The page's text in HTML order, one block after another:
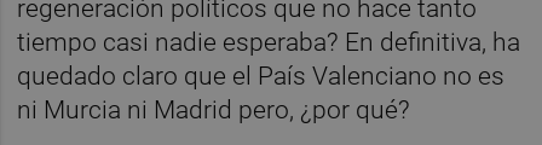
regeneración políticos que no hace tanto
tiempo casi nadie esperaba? En definitiva, ha
quedado claro que el País Valenciano no es
ni Murcia ni Madrid pero, ¿por qué?